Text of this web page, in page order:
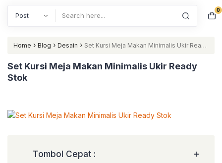
0
Home › Blog › Desain › Set Kursi Meja Makan Minimalis Ukir Ready
Stok
Set Kursi Meja Makan Minimalis Ukir Ready
Stok
Tombol Cepat : +